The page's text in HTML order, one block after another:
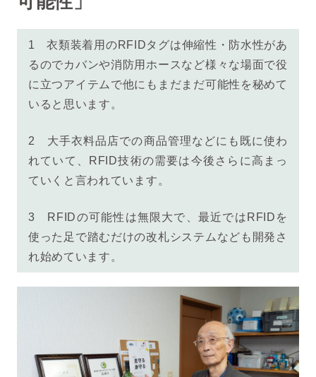
1衣類装着用のRFIDタグは伸縮性・防水性があ
るのでカバンや消防用ホースなど様々な場面で役
に立つアイテムで他にもまだまだ可能性を秘めて
いると思います。
2 大手衣料品店での商品管理などにも既に使わ
れていて、RFID技術の需要は今後さらに高まっ
ていくと言われています。
3 RFIDの可能性は無限大で、最近ではRFIDを
使った足で踏むだけの改札システムなども開発さ
れ始めています。